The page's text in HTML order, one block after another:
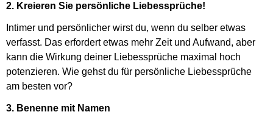
2. Kreieren Sie persönliche Liebessprüche!
Intimer und persönlicher wirst du, wenn du selber etwas
verfasst. Das erfordert etwas mehr Zeit und Aufwand, aber
kann die Wirkung deiner Liebessprüche maximal hoch
potenzieren. Wie gehst du für persönliche Liebessprüche
am besten vor?
3. Benenne mit Namen